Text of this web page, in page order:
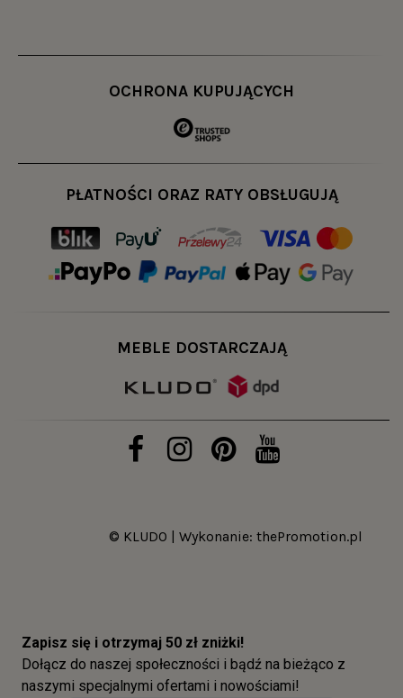
OCHRONA KUPUJĄCYCH
PŁATNOŚCI ORAZ RATY OBSŁUGUJĄ
MEBLE DOSTARCZAJĄ
© KLUDO | Wykonanie: thePromotion.pl